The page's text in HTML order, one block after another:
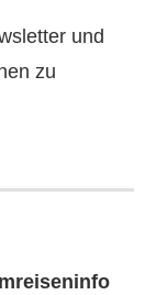
und
zu